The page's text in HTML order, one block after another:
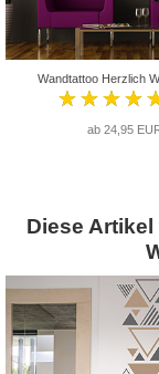
Wandtattoo Herzlich
ab 24,95
Diese